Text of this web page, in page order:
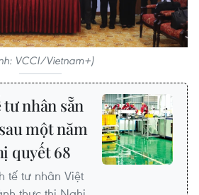
VCCI/Vietnam+)
nhân sẵn
một năm
quyết 68
tế tư nhân Việt